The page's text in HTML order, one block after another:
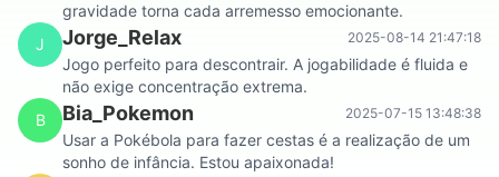
gravidade torna cada arremesso emocionante.
J
Jorge_Relax 2025-08-14 21:47:18
Jogo perfeito para descontrair. A jogabilidade é fluida e
não exige concentração extrema.
B
Bia_Pokemon 2025-07-15 13:48:38
Usar a Pokébola para fazer cestas é a realização de um
sonho de infância. Estou apaixonada!